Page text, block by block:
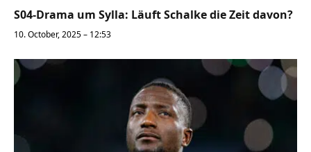
S04-Drama um Sylla: Läuft Schalke die Zeit davon?
10. October, 2025 – 12:53